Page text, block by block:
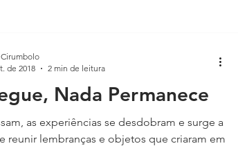
Nada Permanece
as experiências se desdobram e surge a
reunir lembranças e objetos que criaram em
de 2018
2 min de leitura